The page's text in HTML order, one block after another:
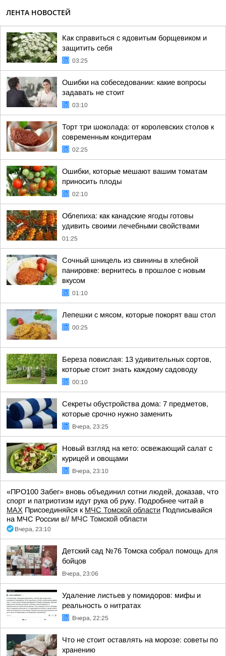
ЛЕНТА НОВОСТЕЙ
Как справиться с ядовитым борщевиком и
защитить себя
03:25
Ошибки на собеседовании: какие вопросы
задавать не стоит
03:10
Торт три шоколада: от королевских столов к
современным кондитерам
02:25
Ошибки, которые мешают вашим томатам
приносить плоды
02:10
Облепиха: как канадские ягоды готовы
удивить своими лечебными свойствами
01:25
Сочный шницель из свинины в хлебной
панировке: вернитесь в прошлое с новым
вкусом
01:10
Лепешки с мясом, которые покорят ваш стол
00:25
Береза повислая: 13 удивительных сортов,
которые стоит знать каждому садоводу
00:10
Секреты обустройства дома: 7 предметов,
которые срочно нужно заменить
Вчера, 23:25
Новый взгляд на кето: освежающий салат с
курицей и овощами
Вчера, 23:10
«ПРО100 Забег» вновь объединил сотни людей, доказав, что
спорт и патриотизм идут рука об руку. Подробнее читай в
МАХ Присоединяйся к МЧС Томской области Подписывайся
на МЧС России в// МЧС Томской области
Вчера, 23:10
Детский сад №76 Томска собрал помощь для
бойцов
Вчера, 23:06
Удаление листьев у помидоров: мифы и
реальность о нитратах
Вчера, 22:25
Что не стоит оставлять на морозе: советы по
хранению